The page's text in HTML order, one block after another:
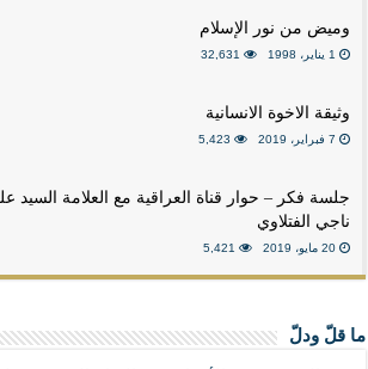
وميض من نور الإسلام
1 يناير، 1998 32,631
وثيقة الاخوة الانسانية
7 فبراير، 2019 5,423
جلسة فكر – حوار قناة العراقية مع العلامة السيد
ناجي الفتلاوي
20 مايو، 2019 5,421
ما قلّ ودلّ